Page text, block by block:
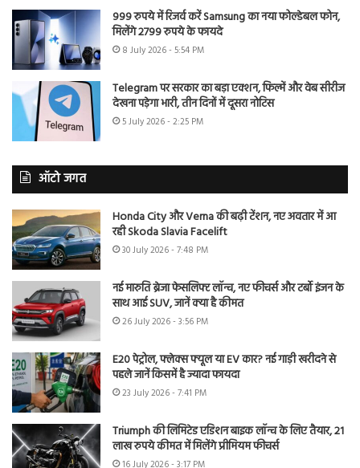
999 रुपये में रिजर्व करें Samsung का नया फोल्डेबल फोन,
मिलेंगे 2799 रुपये के फायदे
8 July 2026 - 5:54 PM
Telegram पर सरकार का बड़ा एक्शन, फिल्में और वेब सीरीज
देखना पड़ेगा भारी, तीन दिनों में दूसरा नोटिस
5 July 2026 - 2:25 PM
ऑटो जगत
Honda City और Verna की बढ़ी टेंशन, नए अवतार में आ
रही Skoda Slavia Facelift
30 July 2026 - 7:48 PM
नई मारुति ब्रेजा फेसलिफ्ट लॉन्च, नए फीचर्स और टर्बो इंजन के
साथ आई SUV, जानें क्या है कीमत
26 July 2026 - 3:56 PM
E20 पेट्रोल, फ्लेक्स फ्यूल या EV कार? नई गाड़ी खरीदने से
पहले जानें किसमें है ज्यादा फायदा
23 July 2026 - 7:41 PM
Triumph की लिमिटेड एडिशन बाइक लॉन्च के लिए तैयार, 21
लाख रुपये कीमत में मिलेंगे प्रीमियम फीचर्स
16 July 2026 - 3:17 PM